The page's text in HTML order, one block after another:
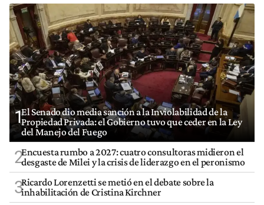
1El Senado dio media sanción a la Inviolabilidad de la
Propiedad Privada: el Gobierno tuvo que ceder en la Ley
del Manejo del Fuego
2Encuesta rumbo a 2027: cuatro consultoras midieron el
desgaste de Milei y la crisis de liderazgo en el peronismo
3Ricardo Lorenzetti se metió en el debate sobre la
inhabilitación de Cristina Kirchner